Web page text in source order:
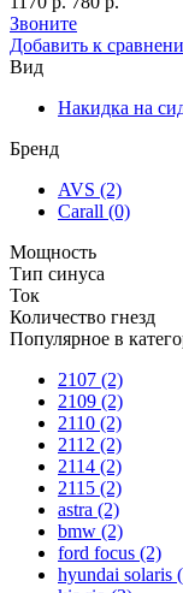
Звоните
Добавить к
Вид
Накидка на
Бренд
AVS (2)
Carall (0)
Мощность
Тип синуса
Ток
Количество гнезд
Популярное в
2107 (2)
2109 (2)
2110 (2)
2112 (2)
2114 (2)
2115 (2)
astra (2)
bmw (2)
ford focus (2)
hyundai solaris